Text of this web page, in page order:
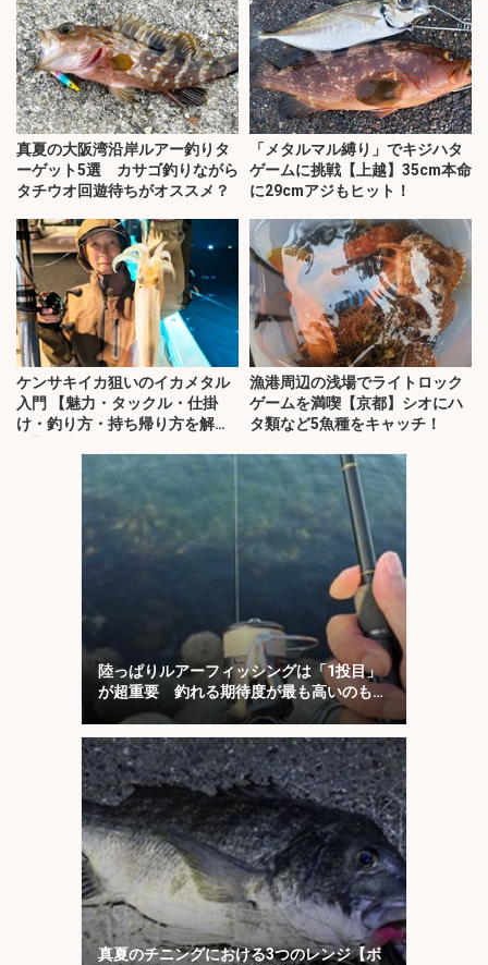
真夏の大阪湾沿岸ルアー釣りタ
ーゲット5選 カサゴ釣りながら
タチウオ回遊待ちがオススメ？
「メタルマル縛り」でキジハタ
ゲームに挑戦【上越】35cm本命
に29cmアジもヒット！
ケンサキイカ狙いのイカメタル
入門 【魅力・タックル・仕掛
け・釣り方・持ち帰り方を解
漁港周辺の浅場でライトロック
ゲームを満喫【京都】シオにハ
タ類など5魚種をキャッチ！
陸っぱりルアーフィッシングは「1投目」
が超重要 釣れる期待度が最も高いのも
「1投目」！
真夏のチニングにおける3つのレンジ【ボ